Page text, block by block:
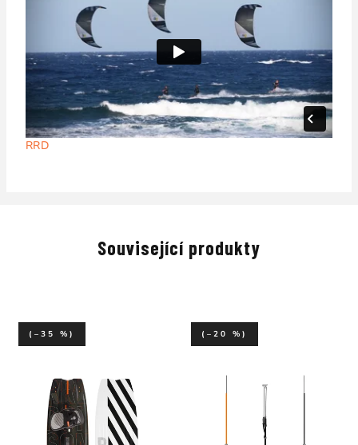
RRD
Související produkty
(–35 %) (–20 %)